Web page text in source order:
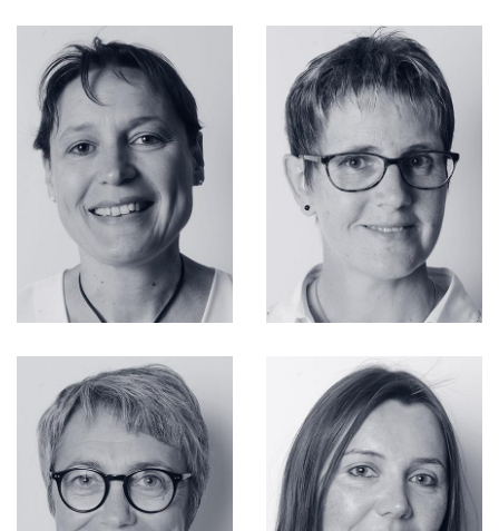
Fonctions Supports
IMMOBILIER